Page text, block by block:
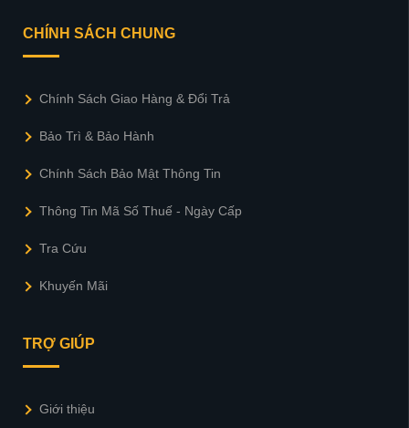
CHÍNH SÁCH CHUNG
Chính Sách Giao Hàng & Đổi Trả
Bảo Trì & Bảo Hành
Chính Sách Bảo Mật Thông Tin
Thông Tin Mã Số Thuế - Ngày Cấp
Tra Cứu
Khuyến Mãi
TRỢ GIÚP
Giới thiệu